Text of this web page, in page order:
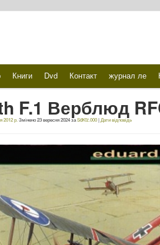
Книги Dvd Контакт журнал ле
F.1 Верблюд
2012 р. Змінено23 вересня 2024заSdKfz.000| Дати відповідь